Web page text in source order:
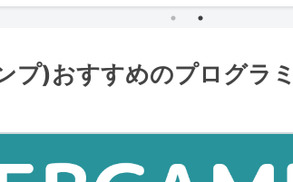
げて動かした件
プ)おすすめのプログラ